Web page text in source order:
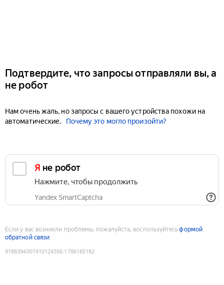
Подтвердите, что запросы отправляли вы, а
не робот
Нам очень жаль, но запросы с вашего устройства похожи на
автоматические.
Почему это могло произойти?
Я не робот
Нажмите, чтобы продолжить
Yandex SmartCaptcha
Если у вас возникли проблемы, пожалуйста, воспользуйтесьформой
обратной связи
9188394007410124356:1786185182